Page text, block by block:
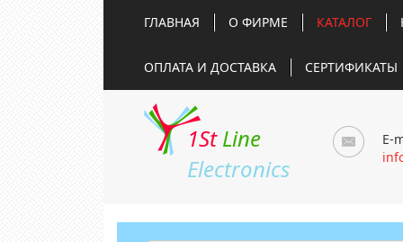
ГЛАВНАЯ О ФИРМЕ КАТАЛОГ
ОПЛАТА И ДОСТАВКА СЕРТИФИКАТЫ
1St Line
Electronics
E-